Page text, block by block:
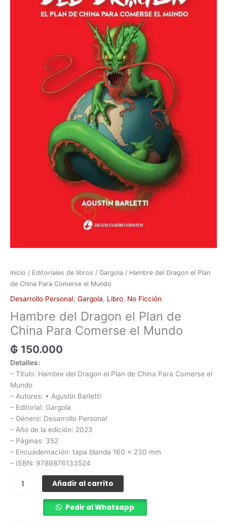
Inicio / Editoriales de libros / Gargola / Hambre del Dragon el Plan
de China Para Comerse el Mundo
Desarrollo Personal, Gargola, Libro, No Ficción
Hambre del Dragon el Plan de
China Para Comerse el Mundo
₲ 150.000
Detalles:
– Título: Hambre del Dragon el Plan de China Para Comerse el
Mundo
– Autores: • Agustin Barletti
– Editorial: Gargola
– Género: Desarrollo Personal
– Año de la edición: 2023
– Páginas: 352
– Encuadernación: tapa blanda 160 x 230 mm
– ISBN: 9789876133524
Añadir al carrito
Pedir al Whatsapp